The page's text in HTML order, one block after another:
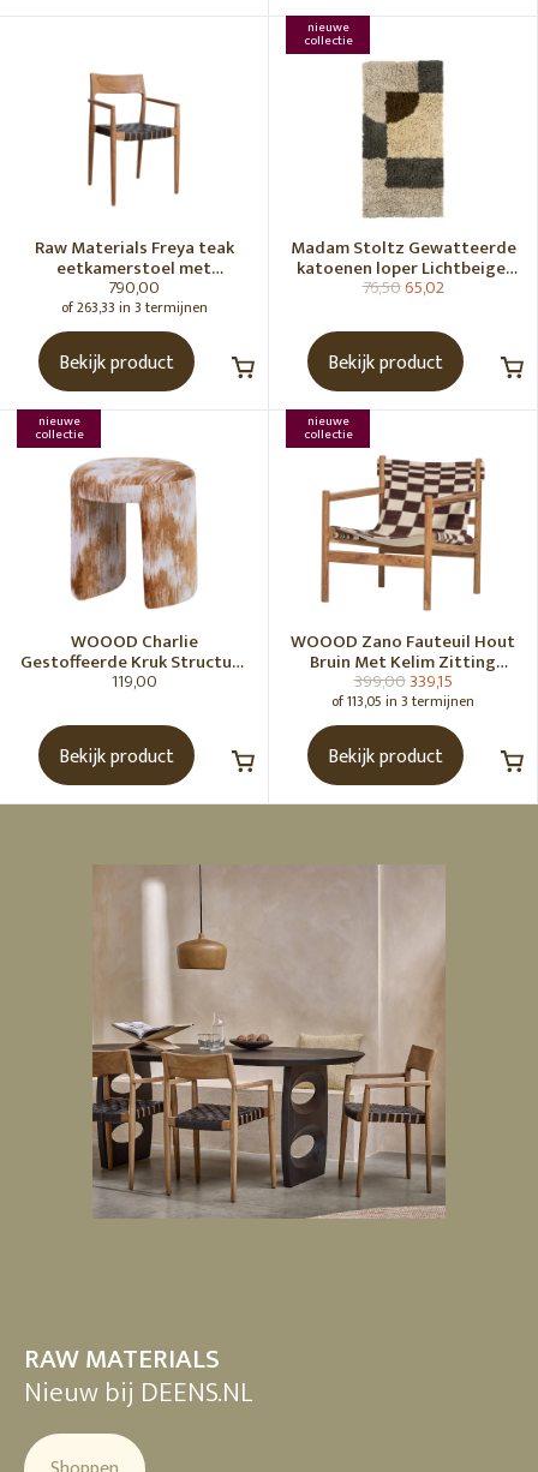
Raw Materials Freya teak
eetkamerstoel met
armleuning - Zwart (set of 2)
790,00
of 263,33 in 3 termijnen
Bekijk product
nieuwe
collectie
Madam Stoltz Gewatteerde
katoenen loper Lichtbeige,
gebroken wit, grijs, groen
76,5065,02
Bekijk product
nieuwe
collectie
WOOOD Charlie
Gestoffeerde Kruk Structuur
Stof Karamelbruin [Fsc]
119,00
Bekijk product
nieuwe
collectie
WOOOD Zano Fauteuil Hout
Bruin Met Kelim Zitting
Naturel
399,00339,15
of 113,05 in 3 termijnen
Bekijk product
RAW MATERIALS
Nieuw bij DEENS.NL